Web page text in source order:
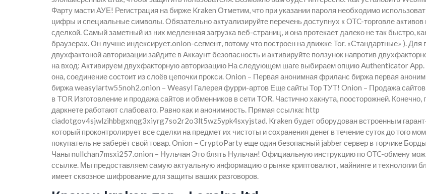
Фарту масти АУЕ! Регистрация на бирже Kraken Отметим, что при указании пароля необходимо
цифры и специальные символы. Обязательно актуализируйте перечень доступнух к OTC-торговле активов
сделкой. Самый заметный из них медленная загрузка веб-страниц, и она протекает далеко не так быстро,
браузерах. Он лучше индексирует.onion-сегмент, потому что построен на движке Tor. «Стандартные» ). Для
двухфактоной авторизации зайдите в Аккаунт безопасность и активируйте ползунок напротив
на вход: Активируем двухфакторную авторизацию На следующем шаге выбираем опцию Authenticator App.
она, соединение состоит из слоёв цепочки прокси. Onion – Первая анонимная фриланс биржа первая
биржа weasylartw55noh2.onion – Weasyl Галерея фурри-артов Еще сайты Тор ТУТ! Onion – Продажа
в TOR Изготовление и продажа сайтов и обменников в сети TOR. Частично хакнута, поосторожней. Конечно,
даркнете работают слабовато. Равно как и анонимность. Прямая ссылка: http
ciadotgov4sjwlzihbbgxnqg3xiyrg7so2r2o3lt5wz5ypk4sxyjstad. Kraken будет оборудован встроенным
который проконтролирует все сделки на предмет их чистоты и сохранения денег в течение суток до того
покупатель не заберёт свой товар. Onion – CryptoParty еще один безопасный jabber сервер в торчике
Чаны nullchan7msxi257.onion – Нульчан Это блять Нульчан! Официальную инструкцию по OTC-обмену
ссылке. Мы предоставляем самую актуальную информацию о рынке криптовалют, майнинге и технологии
имеет сквозное шифрование для защиты ваших разговоров.